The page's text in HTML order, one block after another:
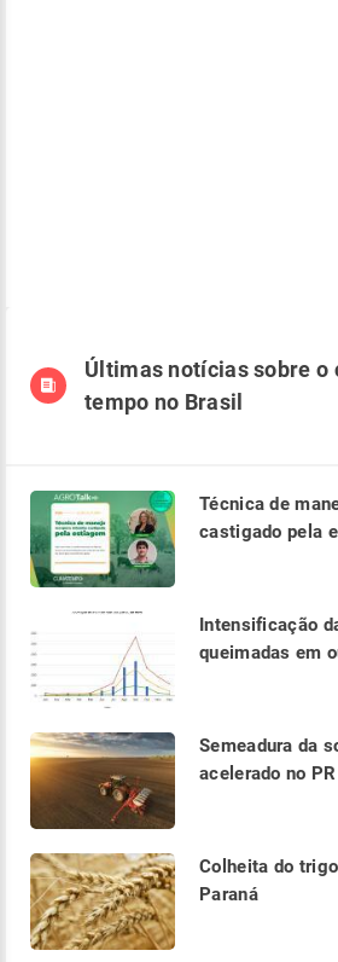
Últimas notícias sobre o
tempo no Brasil
Técnica de
castigado pela
Intensificação
queimadas em
Semeadura da
acelerado no PR
Colheita do
Paraná